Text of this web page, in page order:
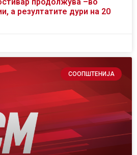
а резултатите дури на 20
СООПШТЕНИЈА